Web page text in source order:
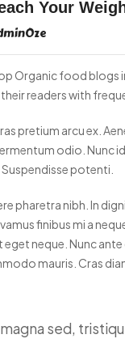
Your
food blogs
readers with
pretium arcu ex.
odio. Nunc
potenti.
pharetra nibh. In
finibus mi a
neque. Nunc
mauris. Cras
sed,